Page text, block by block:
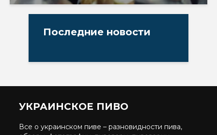
Последние новости
УКРАИНСКОЕ ПИВО
Все о украинском пиве – разновидности пива,